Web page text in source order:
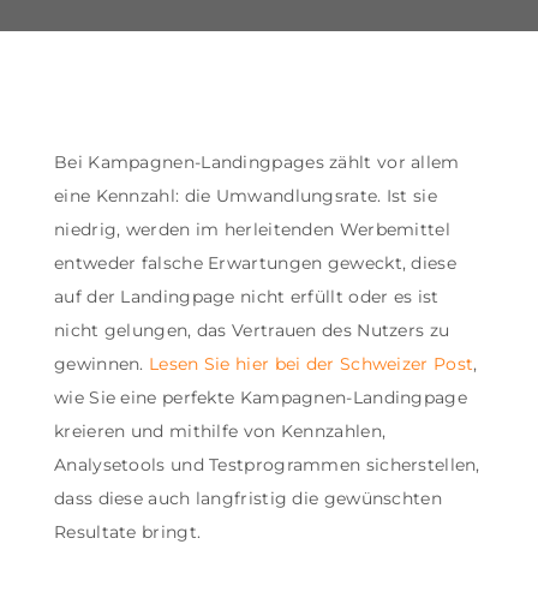
Bei Kampagnen-Landingpages zählt vor allem
eine Kennzahl: die Umwandlungsrate. Ist sie
niedrig, werden im herleitenden Werbemittel
entweder falsche Erwartungen geweckt, diese
auf der Landingpage nicht erfüllt oder es ist
nicht gelungen, das Vertrauen des Nutzers zu
gewinnen. Lesen Sie hier bei der Schweizer Post,
wie Sie eine perfekte Kampagnen-Landingpage
kreieren und mithilfe von Kennzahlen,
Analysetools und Testprogrammen sicherstellen,
dass diese auch langfristig die gewünschten
Resultate bringt.